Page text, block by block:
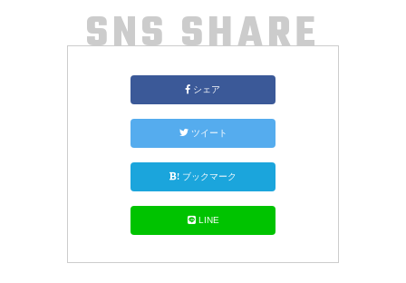
SNS SHARE
シェア
ツイート
! ブックマーク
LINE